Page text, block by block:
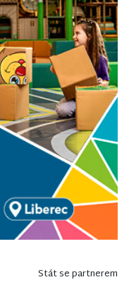
Stát se partnerem